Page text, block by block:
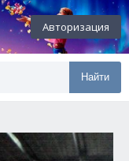
Авторизация
Найти